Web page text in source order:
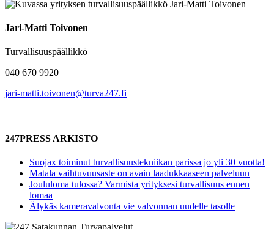
Jari-Matti Toivonen
Turvallisuuspäällikkö
040 670 9920
jari-matti.toivonen@turva247.fi
247PRESS ARKISTO
Suojax toiminut turvallisuustekniikan parissa jo yli 30 vuotta!
Matala vaihtuvuusaste on avain laadukkaaseen palveluun
Joululoma tulossa? Varmista yrityksesi turvallisuus ennen
lomaa
Älykäs kameravalvonta vie valvonnan uudelle tasolle